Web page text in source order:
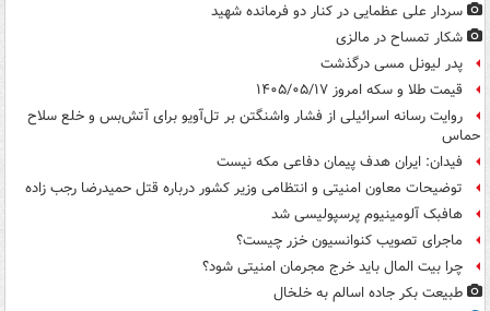
سردار علی عظمایی در کنار دو فرمانده شهید
شکار تمساح در مالزی
پدر لیونل مسی درگذشت
قیمت طلا و سکه امروز ۱۴۰۵/۰۵/۱۷
روایت رسانه اسرائیلی از فشار واشنگتن بر تل‌آویو برای آتش‌بس و خلع سلاح
حماس
فیدان: ایران هدف پیمان دفاعی مکه نیست
توضیحات معاون امنیتی و انتظامی وزیر کشور درباره قتل حمیدرضا رجب زاده
هافبک آلومینیوم پرسپولیسی شد
ماجرای تصویب کنوانسیون خزر چیست؟
چرا بیت المال باید خرج مجرمان امنیتی شود؟
طبیعت بکر جاده اسالم به خلخال